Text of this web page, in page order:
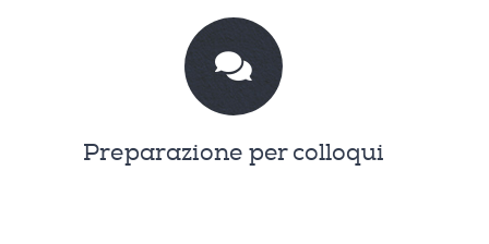
Preparazione per colloqui